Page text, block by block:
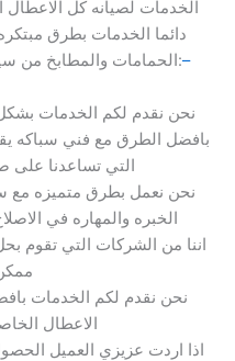
الخدمات لصيانه كل الاعطال
دائما الخدمات بطرق
الحمامات والمطابخ من سيراميك و احواض وبنيوهات حيث:–
نحن نقدم لكم الخدمات
بافضل الطرق مع فني سباكه
التي تساعدنا على
نحن نعمل بطرق متميزه مع
الخبره والمهاره في
اننا من الشركات التي تقوم
نحن نقدم لكم الخدمات
الاعطال
اذا اردت عزيزي العميل